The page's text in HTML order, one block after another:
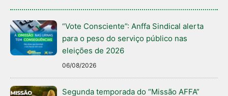
“Vote Consciente”: Anffa Sindical alerta
para o peso do serviço público nas
eleições de 2026
06/08/2026
Segunda temporada do “Missão AFFA”